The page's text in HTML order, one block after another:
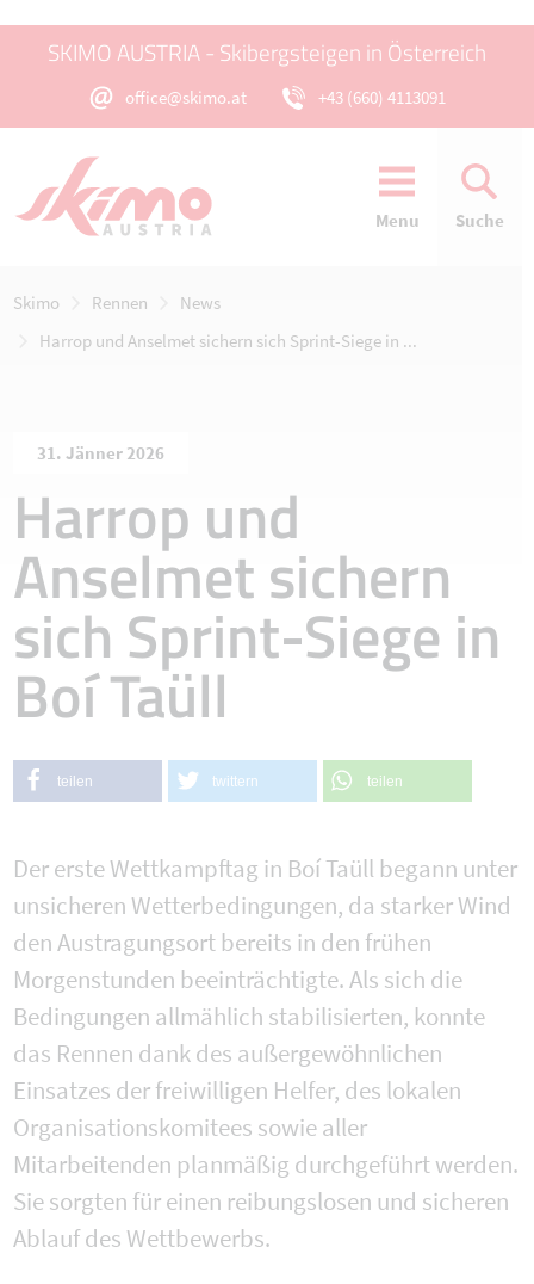
SKIMO AUSTRIA - Skibergsteigen in Österreich
office@skimo.at +43 (660) 4113091
Menu Suche
Skimo Rennen
News
Harrop und Anselmet sichern sich Sprint-Siege in ...
31. Jänner 2026
Harrop und
Anselmet sichern
sich Sprint-Siege in
Boí Taüll
teilen twittern teilen
Der erste Wettkampftag in Boí Taüll begann unter
unsicheren Wetterbedingungen, da starker Wind
den Austragungsort bereits in den frühen
Morgenstunden beeinträchtigte. Als sich die
Bedingungen allmählich stabilisierten, konnte
das Rennen dank des außergewöhnlichen
Einsatzes der freiwilligen Helfer, des lokalen
Organisationskomitees sowie aller
Mitarbeitenden planmäßig durchgeführt werden.
Sie sorgten für einen reibungslosen und sicheren
Ablauf des Wettbewerbs.